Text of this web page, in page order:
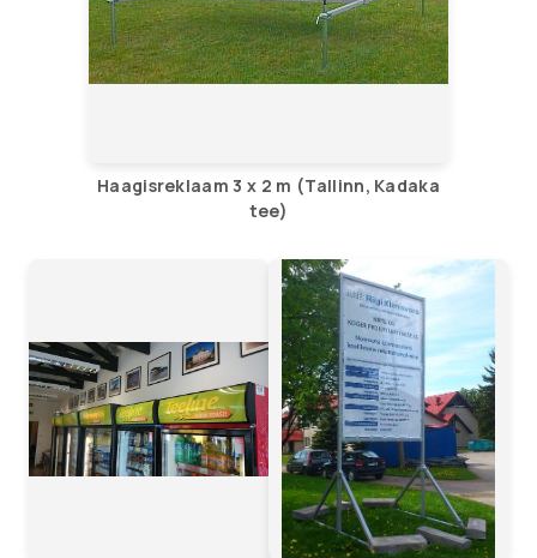
Haagisreklaam 3 x 2 m (Tallinn, Kadaka
tee)